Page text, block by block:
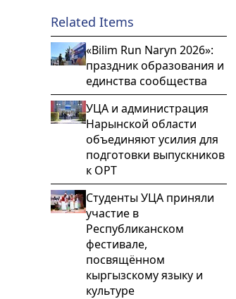
Related Items
«Bilim Run Naryn 2026»:
праздник образования и
единства сообщества
УЦА и администрация
Нарынской области
объединяют усилия для
подготовки выпускников
к ОРТ
Студенты УЦА приняли
участие в
Республиканском
фестивале,
посвящённом
кыргызскому языку и
культуре